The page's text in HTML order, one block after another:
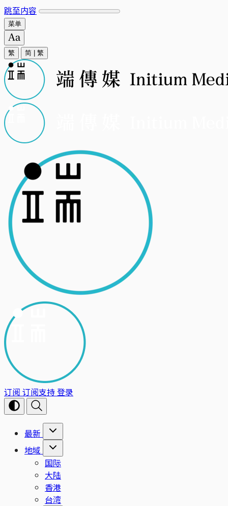
跳至内容
菜单
繁 简 繁
订阅 订阅支持登录
最新
地域
国际
大陆
香港
台湾